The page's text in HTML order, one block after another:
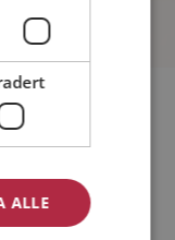
ALLE